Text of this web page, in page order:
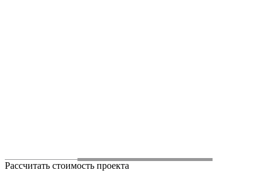
Рассчитать стоимость проекта